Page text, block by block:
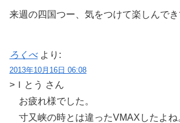
来週の四国つー、気をつけて楽しんでき
ろくべ より:
2013年10月16日 06:08
>Ｉとう さん
お疲れ様でした。
寸又峡の時とは違ったVMAXしたよね